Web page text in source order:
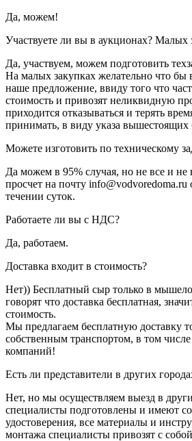
Да, можем!
Участвуете ли вы в аукционах? Малых
Да, участвуем, можем подготовить
На малых закупках желательно что бы
наше предложение, ввиду того что
стоимость и привозят неликвидную
приходится отказываться и терять
принимать, в виду указа вышестоящих
Можете изготовить по техническому
Да можем в 95% случая, но не все и не
просчет на почту
течении суток.
Работаете ли вы с НДС?
Да, работаем.
Доставка входит в стоимость?
Нет)) Бесплатный сыр только в
говорят что доставка бесплатная,
стоимость.
Мы предлагаем бесплатную доставку
собственным транспортом, в том
компаний!
Есть ли представители в других
Нет, но мы осуществляем выезд в
специалисты подготовлены и имеют
удостоверения, все материалы и
монтажа специалисты привозят с